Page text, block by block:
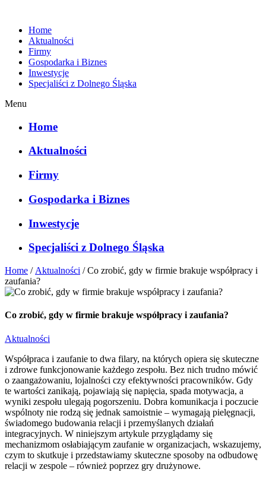
Home
Aktualności
Firmy
Gospodarka i Biznes
Inwestycje
Specjaliści z Dolnego Śląska
Menu
Home
Aktualności
Firmy
Gospodarka i Biznes
Inwestycje
Specjaliści z Dolnego Śląska
Home / Aktualności /Co zrobić, gdy w firmie brakuje współpracy i
zaufania?
Co zrobić, gdy w firmie brakuje współpracy i zaufania?
Aktualności
Współpraca i zaufanie to dwa filary, na których opiera się skuteczne
i zdrowe funkcjonowanie każdego zespołu. Bez nich trudno mówić
o zaangażowaniu, lojalności czy efektywności pracowników. Gdy
te wartości zanikają, pojawiają się napięcia, spada motywacja, a
wyniki zespołu ulegają pogorszeniu. Dobra komunikacja i poczucie
wspólnoty nie rodzą się jednak samoistnie – wymagają pielęgnacji,
świadomego budowania relacji i przemyślanych działań
integracyjnych. W niniejszym artykule przyglądamy się
mechanizmom osłabiającym zaufanie w organizacjach, wskazujemy,
czym to skutkuje i przedstawiamy skuteczne sposoby na odbudowę
relacji w zespole – również poprzez gry drużynowe.